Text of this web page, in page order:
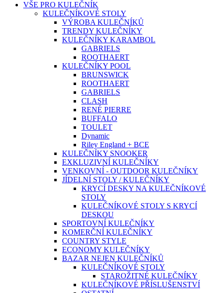
VŠE PRO KULEČNÍK
KULEČNÍKOVÉ STOLY
VÝROBA KULEČNÍKŮ
TRENDY KULEČNÍKY
KULEČNÍKY KARAMBOL
GABRIELS
ROOTHAERT
KULEČNÍKY POOL
BRUNSWICK
ROOTHAERT
GABRIELS
CLASH
RENÉ PIERRE
BUFFALO
TOULET
Dynamic
Riley England + BCE
KULEČNÍKY SNOOKER
EXKLUZIVNÍ KULEČNÍKY
VENKOVNÍ - OUTDOOR KULEČNÍKY
JÍDELNÍ STOLY / KULEČNÍKY
KRYCÍ DESKY NA KULEČNÍKOVÉ
STOLY
KULEČNÍKOVÉ STOLY S KRYCÍ
DESKOU
SPORTOVNÍ KULEČNÍKY
KOMERČNÍ KULEČNÍKY
COUNTRY STYLE
ECONOMY KULEČNÍKY
BAZAR NEJEN KULEČNÍKŮ
KULEČNÍKOVÉ STOLY
STAROŽITNÉ KULEČNÍKY
KULEČNÍKOVÉ PŘÍSLUŠENSTVÍ